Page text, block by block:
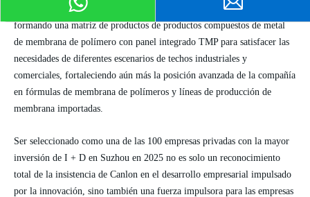
panel integradoPMP
se desarrollarán y se colocarán en producción,
formando unamatriz de productos de productos compuestos de metal
de membrana de polímero con panel integrado TMP para satisfacer las
necesidades de diferentes escenarios de techos industriales y
comerciales, fortaleciendo aún más la posición avanzada de la compañía
en fórmulas de membrana de polímeros y líneas de producción de
membrana importadas.
Ser seleccionado como una de las 100 empresas privadas con la mayor
inversión de I + D en Suzhou en 2025 no es solo un reconocimiento
total de la insistencia de Canlon en el desarrollo empresarial impulsado
por la innovación, sino también una fuerza impulsora para las empresas